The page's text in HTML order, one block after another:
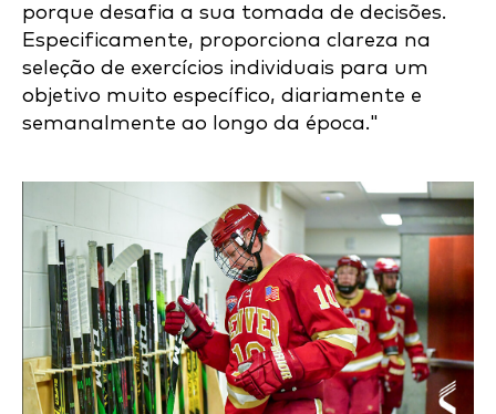
porque desafia a sua tomada de decisões.
Especificamente, proporciona clareza na
seleção de exercícios individuais para um
objetivo muito específico, diariamente e
semanalmente ao longo da época."